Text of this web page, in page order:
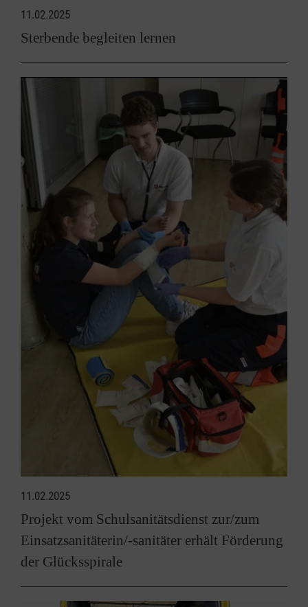
11.02.2025
Sterbende begleiten lernen
11.02.2025
Projekt vom Schulsanitätsdienst zur/zum
Einsatzsanitäterin/-sanitäter erhält Förderung
der Glücksspirale